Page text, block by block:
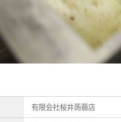
有限会社桜井蒟蒻店